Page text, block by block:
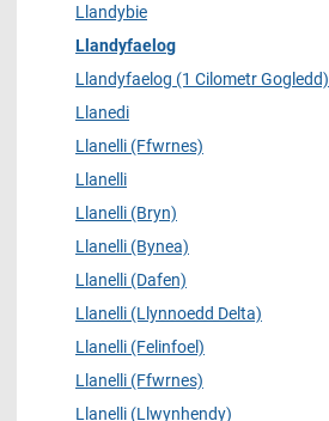
Llandybie
Llandyfaelog
Llandyfaelog (1 Cilometr Gogledd)
Llanedi
Llanelli (Ffwrnes)
Llanelli
Llanelli (Bryn)
Llanelli (Bynea)
Llanelli (Dafen)
Llanelli (Llynnoedd Delta)
Llanelli (Felinfoel)
Llanelli (Ffwrnes)
Llanelli (Llwynhendy)